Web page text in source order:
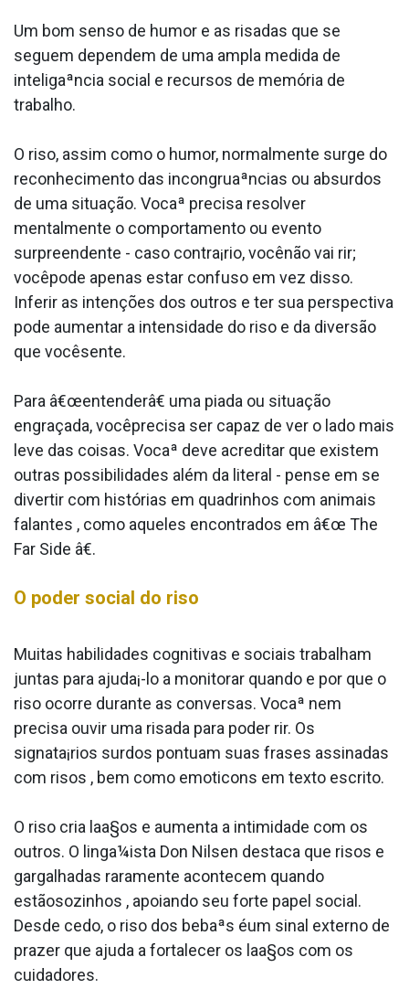
Um bom senso de humor e as risadas que se
seguem dependem de uma ampla medida de
inteligaªncia social e recursos de memória de
trabalho.
O riso, assim como o humor, normalmente surge do
reconhecimento das incongruaªncias ou absurdos
de uma situação. Vocaª precisa resolver
mentalmente o comportamento ou evento
surpreendente - caso contra¡rio, vocênão vai rir;
vocêpode apenas estar confuso em vez disso.
Inferir as intenções dos outros e ter sua perspectiva
pode aumentar a intensidade do riso e da diversão
que vocêsente.
Para â€œentenderâ€ uma piada ou situação
engraçada, vocêprecisa ser capaz de ver o lado mais
leve das coisas. Vocaª deve acreditar que existem
outras possibilidades além da literal - pense em se
divertir com histórias em quadrinhos com animais
falantes , como aqueles encontrados em â€œ The
Far Side â€.
O poder social do riso
Muitas habilidades cognitivas e sociais trabalham
juntas para ajuda¡-lo a monitorar quando e por que o
riso ocorre durante as conversas. Vocaª nem
precisa ouvir uma risada para poder rir. Os
signata¡rios surdos pontuam suas frases assinadas
com risos , bem como emoticons em texto escrito.
O riso cria laa§os e aumenta a intimidade com os
outros. O linga¼ista Don Nilsen destaca que risos e
gargalhadas raramente acontecem quando
estãosozinhos , apoiando seu forte papel social.
Desde cedo, o riso dos bebaªs éum sinal externo de
prazer que ajuda a fortalecer os laa§os com os
cuidadores.